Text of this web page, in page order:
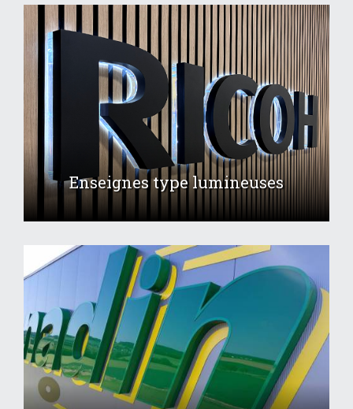
Enseignes type lumineuses